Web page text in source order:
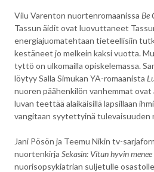
Vilu Varenton nuortenromaanissa Be
Tassun äidit ovat luovuttaneet
energiajuomatehtaan tieteellisiin
kestäneet jo melkein kaksi vuotta.
tyttö on ulkomailla opiskelemassa.
löytyy Salla Simukan YA-romaanista
nuoren päähenkilön vanhemmat
luvan teettää alaikäisillä lapsillaan
vangitaan syytettyinä tulevaisuuden
Jani Pösön ja Teemu Nikin tv-
nuortenkirja Sekasin: Vitun hyvin menee
nuorisopsykiatrian suljetulle